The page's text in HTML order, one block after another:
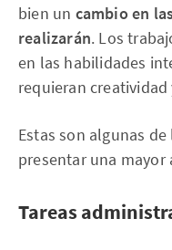
bien un cambio en
realizarán. Los
en las habilidades
requieran
Estas son algunas
presentar una
Tareas